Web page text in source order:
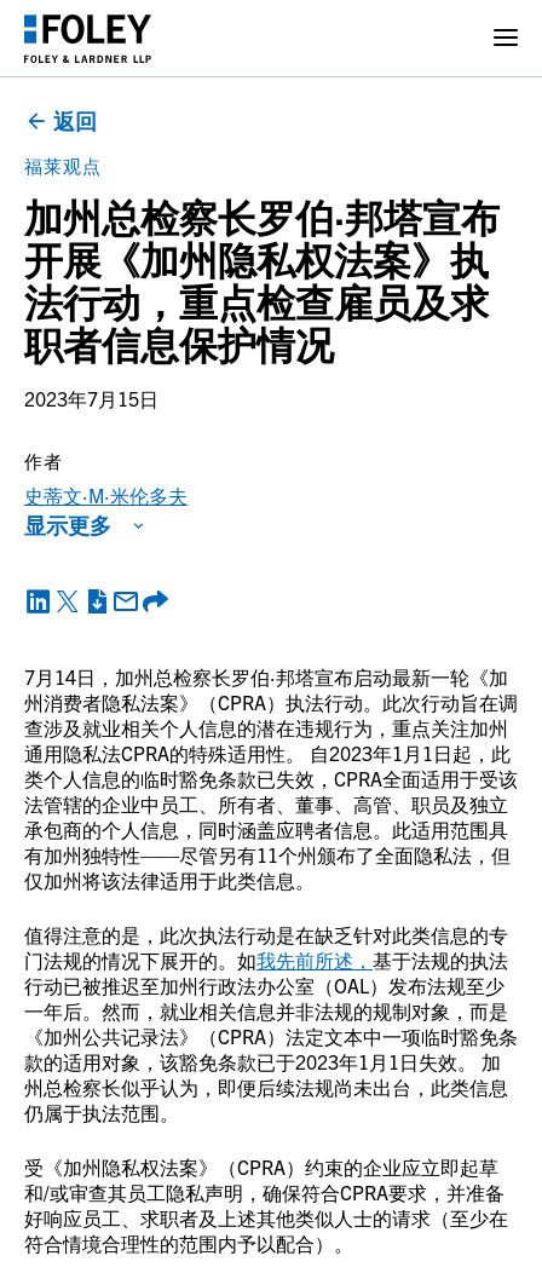
返回
福莱观点
加州总检察长罗伯·邦塔宣布
开展《加州隐私权法案》执
法行动，重点检查雇员及求
职者信息保护情况
2023年7月15日
7月14日，加州总检察长罗伯·邦塔宣布启动最新一轮《加
州消费者隐私法案》（CPRA）执法行动。此次行动旨在调
查涉及就业相关个人信息的潜在违规行为，重点关注加州
通用隐私法CPRA的特殊适用性。 自2023年1月1日起，此
类个人信息的临时豁免条款已失效，CPRA全面适用于受该
法管辖的企业中员工、所有者、董事、高管、职员及独立
承包商的个人信息，同时涵盖应聘者信息。此适用范围具
有加州独特性——尽管另有11个州颁布了全面隐私法，但
仅加州将该法律适用于此类信息。
值得注意的是，此次执法行动是在缺乏针对此类信息的专
门法规的情况下展开的。如我先前所述， 基于法规的执法
行动已被推迟至加州行政法办公室（OAL）发布法规至少
一年后。然而，就业相关信息并非法规的规制对象，而是
《加州公共记录法》（CPRA）法定文本中一项临时豁免条
款的适用对象，该豁免条款已于2023年1月1日失效。 加
州总检察长似乎认为，即便后续法规尚未出台，此类信息
仍属于执法范围。
受《加州隐私权法案》（CPRA）约束的企业应立即起草
和/或审查其员工隐私声明，确保符合CPRA要求，并准备
好响应员工、求职者及上述其他类似人士的请求（至少在
符合情境合理性的范围内予以配合）。
作者
史蒂文·M·米伦多夫
显示更多